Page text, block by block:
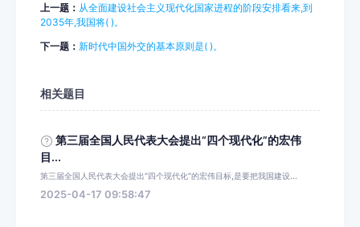
上一题： 从全面建设社会主义现代化国家进程的阶段安排看来,到
2035年,我国将( )。
下一题： 新时代中国外交的基本原则是( )。
相关题目
第三届全国人民代表大会提出“四个现代化”的宏伟
目...
第三届全国人民代表大会提出“四个现代化”的宏伟目标,是要把我国建设...
2025-04-17 09:58:47